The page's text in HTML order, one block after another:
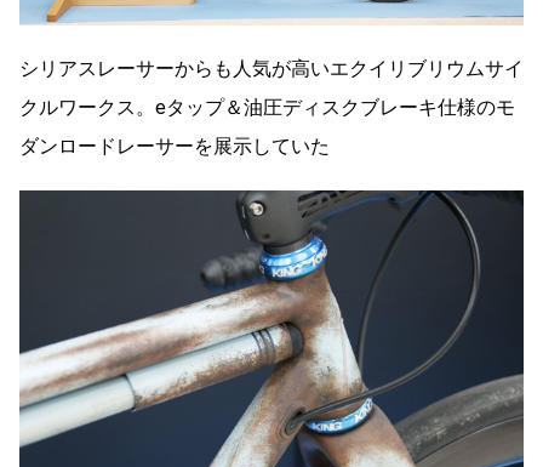
シリアスレーサーからも人気が高いエクイリブリウムサイ
クルワークス。eタップ＆油圧ディスクブレーキ仕様のモ
ダンロードレーサーを展示していた